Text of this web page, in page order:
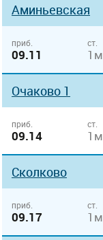
Аминьевская
приб.
09.11
ст.
1м
Очаково 1
приб.
09.14
ст.
1м
Сколково
приб.
09.17
ст.
1м